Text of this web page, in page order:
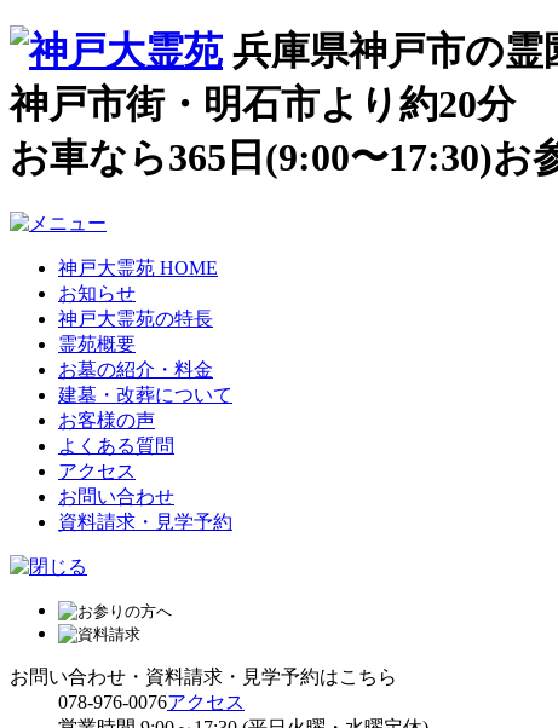
兵庫県神戸市の霊
神戸市街・明石市より約20分
お車なら365日(9:00〜17:30)お
神戸大霊苑 HOME
お知らせ
神戸大霊苑の特長
霊苑概要
お墓の紹介・料金
建墓・改葬について
お客様の声
よくある質問
アクセス
お問い合わせ
資料請求・見学予約
お問い合わせ・資料請求・見学予約はこちら
078-976-0076アクセス